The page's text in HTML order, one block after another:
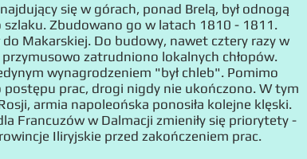
się w górach, ponad Brelą, był odnogą
szlaku. Zbudowano go w latach 1810 - 1811.
do Makarskiej. Do budowy, nawet cztery razy w
zatrudniono lokalnych chłopów.
wynagrodzeniem "był chleb". Pomimo
postępu prac, drogi nigdy nie ukończono. W tym
armia napoleońska ponosiła kolejne klęski.
Francuzów w Dalmacji zmieniły się priorytety -
Iliryjskie przed zakończeniem prac.